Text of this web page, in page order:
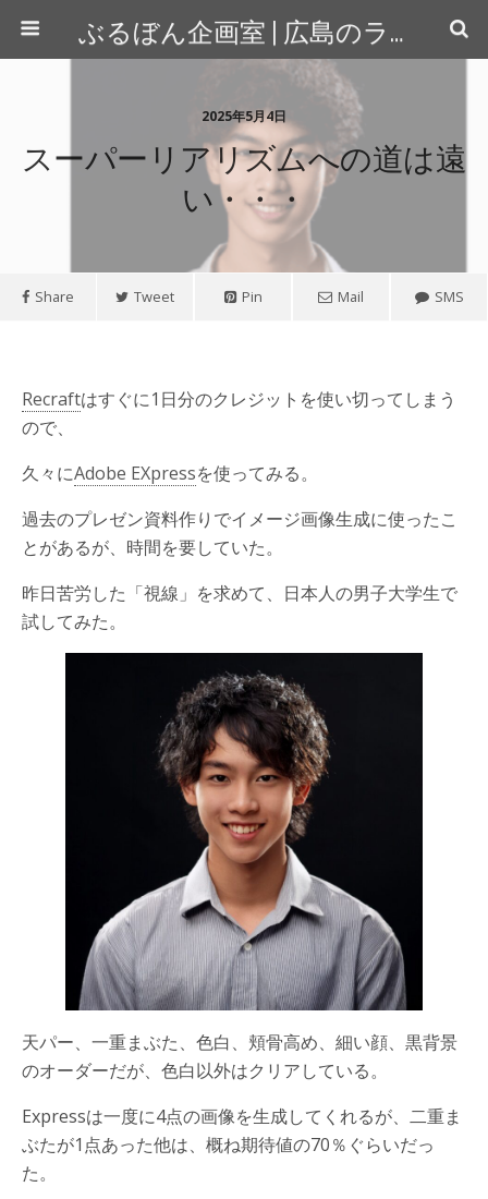
ぶるぼん企画室 | 広島のライター＆カメラマン
2025年5月4日
スーパーリアリズムへの道は遠
い・・・
Share Tweet Pin Mail SMS
Recraftはすぐに1日分のクレジットを使い切ってしまう
ので、
久々にAdobe EXpressを使ってみる。
過去のプレゼン資料作りでイメージ画像生成に使ったこ
とがあるが、時間を要していた。
昨日苦労した「視線」を求めて、日本人の男子大学生で
試してみた。
天パー、一重まぶた、色白、頬骨高め、細い顔、黒背景
のオーダーだが、色白以外はクリアしている。
Expressは一度に4点の画像を生成してくれるが、二重ま
ぶたが1点あった他は、概ね期待値の70％ぐらいだっ
た。